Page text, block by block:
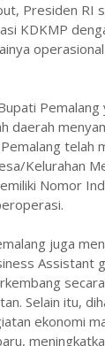
Presiden RI
KDKMP
Pemalang
daerah
telah
Kelurahan
Nomor
juga
Assistant
Selain itu,
ekonomi